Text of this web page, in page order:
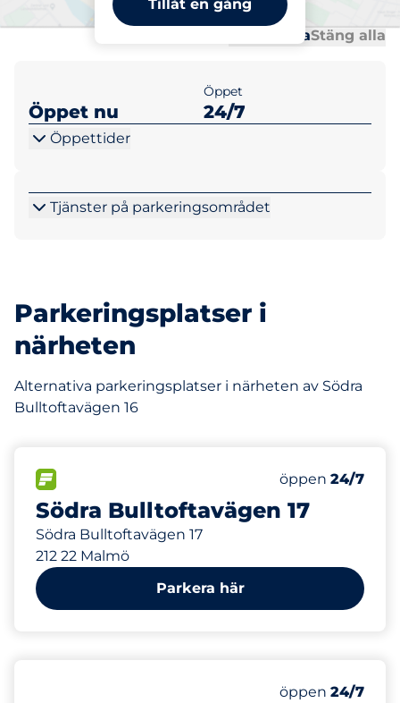
Tillåt en gång
Öppna allaStäng alla
Öppet nu
Öppet
24/7
Öppettider
Tjänster på parkeringsområdet
Parkeringsplatser i
närheten
Alternativa parkeringsplatser i närheten av Södra
Bulltoftavägen 16
Södra Bulltoftavägen 17
Södra Bulltoftavägen 17
212 22 Malmö
Fredag
öppen 24/7
152 m
Parkera här
Fredag
öppen 24/7